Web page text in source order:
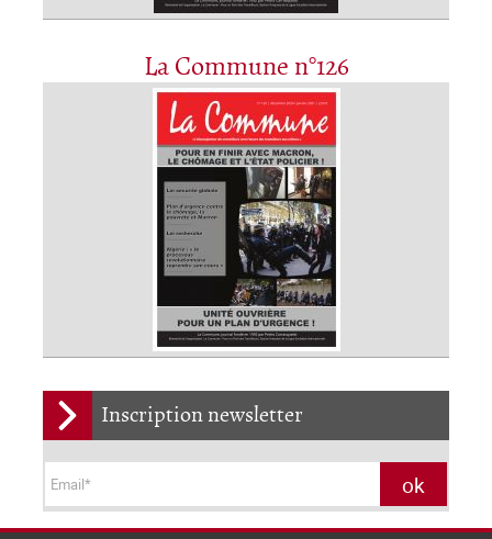
La Commune n°126
Inscription newsletter